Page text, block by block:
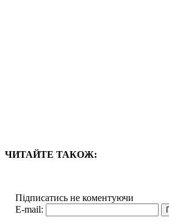
ЧИТАЙТЕ ТАКОЖ:
Підписатись не коментуючи
E-mail: